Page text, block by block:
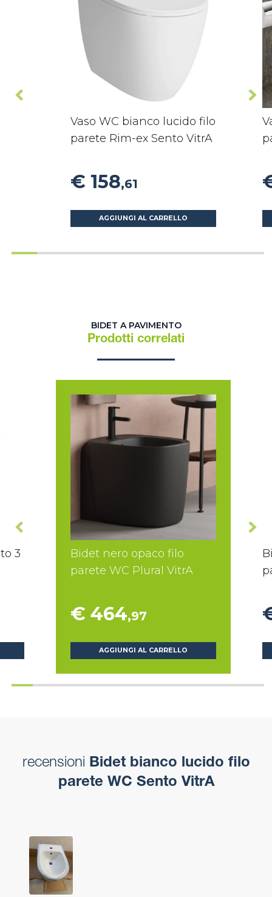
Vaso WC bianco lucido filo
parete Rim-ex Sento VitrA
€ 158,61
AGGIUNGI AL CARRELLO
BIDET A PAVIMENTO
Prodotti correlati
3
Bidet nero opaco filo
parete WC Plural VitrA
€ 464,97
AGGIUNGI AL CARRELLO
recensioni Bidet bianco lucido filo
parete WC Sento VitrA